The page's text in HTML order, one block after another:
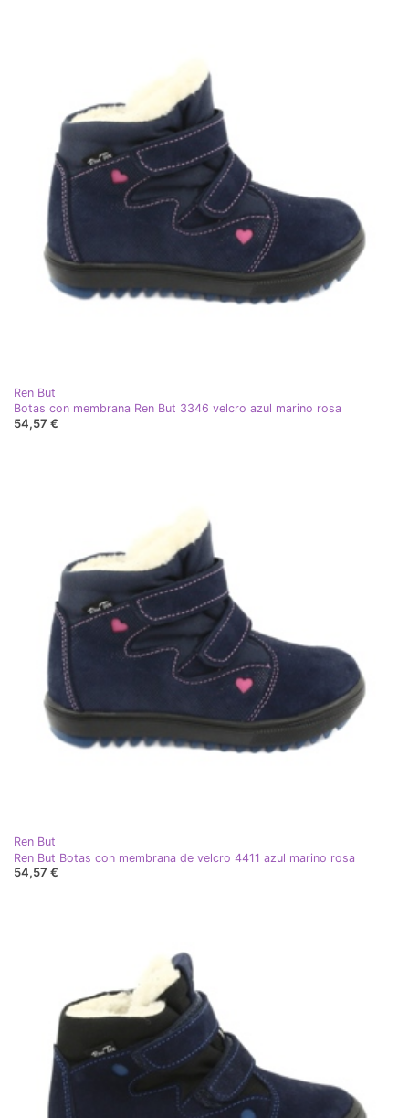
Ren But
Botas con membrana Ren But 3346 velcro azul marino rosa
54,57 €
Ren But
Ren But Botas con membrana de velcro 4411 azul marino rosa
54,57 €